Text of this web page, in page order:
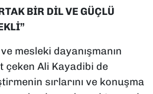
BİR DİL VE GÜÇLÜ
mesleki dayanışmanın
çeken Ali Kayadibi de
sırlarını ve konuşma